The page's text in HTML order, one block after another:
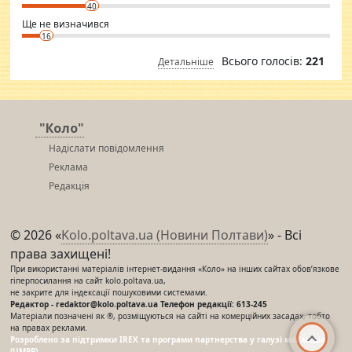
40
Ще не визначився
16
Детальніше Всього голосів: 221
"Коло"
Надіслати повідомлення
Реклама
Редакція
© 2026 «Kolo.poltava.ua (Новини Полтави)» - Всі
права захищені!
При використанні матеріалів інтернет-видання «Коло» на інших сайтах обов’язкове
гіперпосилання на сайт kolo.poltava.ua,
не закрите для індексації пошуковими системами.
Редактор - redaktor@kolo.poltava.ua Телефон редакції: 613-245
Матеріали позначені як ®, розміщуються на сайті на комерційних засадах, тобто
на правах реклами.
Розроблено за підтримки IREX та програми партнерства у галузі мас-медіа